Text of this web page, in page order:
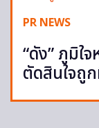
PR NEWS
“ดัง” ภูมิใ
ตัดสินใจถู